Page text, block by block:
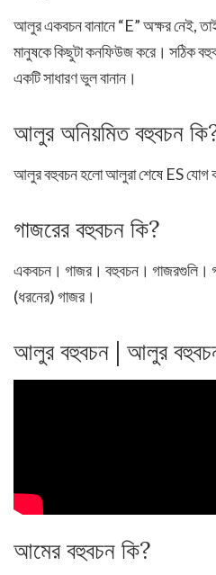
আলুর একবচন বানানে “E” অক্ষর নেই,
মানুষকে কিছুটা কনফিউজ করে। সঠিক
একটি সাধারণ ভুল বানান।
আলুর অনিয়মিত বহুবচন
আলুর বহুবচন হলো আলুরা শেষে ES
গাজরের বহুবচন কি?
একবচন। গাজর। বহুবচন। গাজরগুলি।
(ধরনের) গাজর।
আলুর বহুবচন | আলুর
আমের বহুবচন কি?